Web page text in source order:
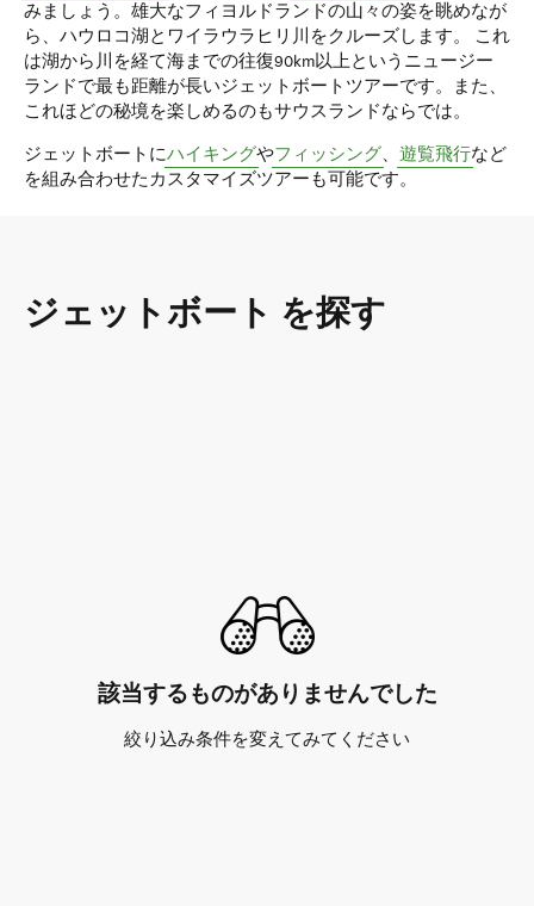
みましょう。雄大なフィヨルドランドの山々の姿を眺めなが
ら、ハウロコ湖とワイラウラヒリ川をクルーズします。 これ
は湖から川を経て海までの往復90km以上というニュージー
ランドで最も距離が長いジェットボートツアーです。また、
これほどの秘境を楽しめるのもサウスランドならでは。
ジェットボートにハイキングやフィッシング、 遊覧飛行など
を組み合わせたカスタマイズツアーも可能です。
ジェットボート を探す
該当するものがありませんでした
絞り込み条件を変えてみてください